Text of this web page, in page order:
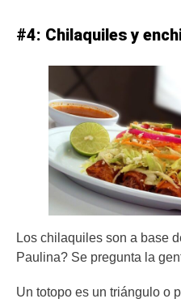
#4: Chilaquiles y
Los chilaquiles son a base
Paulina? Se pregunta la
Un totopo es un triángulo o